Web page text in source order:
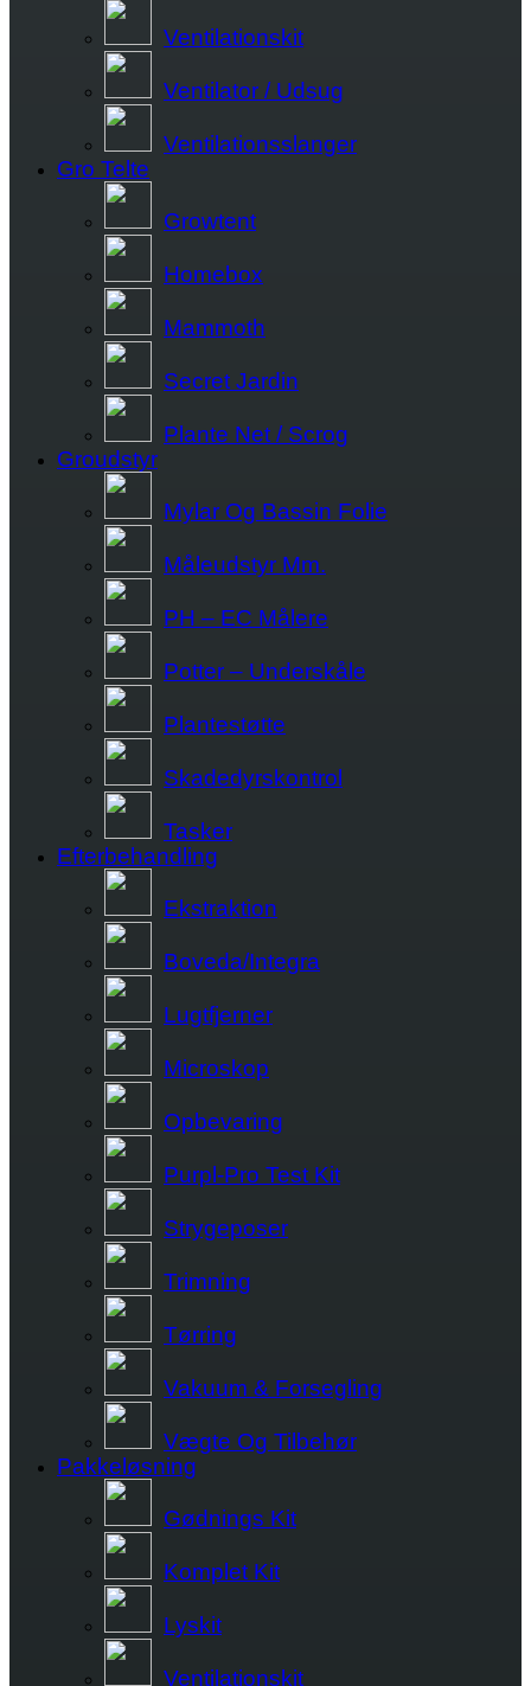
Ventilationskit
Ventilator / Udsug
Ventilationsslanger
Gro Telte
Growtent
Homebox
Mammoth
Secret Jardin
Plante Net / Scrog
Groudstyr
Mylar Og Bassin Folie
Måleudstyr Mm.
PH – EC Målere
Potter – Underskåle
Plantestøtte
Skadedyrskontrol
Tasker
Efterbehandling
Ekstraktion
Boveda/Integra
Lugtfjerner
Microskop
Opbevaring
Purpl-Pro Test Kit
Strygeposer
Trimning
Tørring
Vakuum & Forsegling
Vægte Og Tilbehør
Pakkeløsning
Gødnings Kit
Komplet Kit
Lyskit
Ventilationskit